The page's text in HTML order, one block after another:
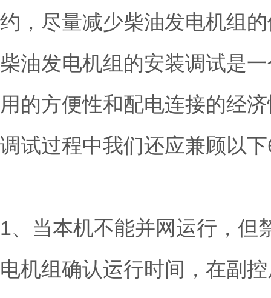
约，尽量减少柴油发电机组
柴油发电机组的安装调试是
用的方便性和配电连接的经
调试过程中我们还应兼顾以
1、当本机不能并网运行，但
电机组确认运行时间，在副